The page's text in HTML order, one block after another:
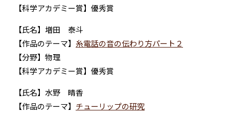
【科学アカデミー賞】優秀賞
【氏名】増田 泰斗
【作品のテーマ】 糸電話の音の伝わり方パート２
【分野】物理
【科学アカデミー賞】優秀賞
【氏名】水野 晴香
【作品のテーマ】 チューリップの研究